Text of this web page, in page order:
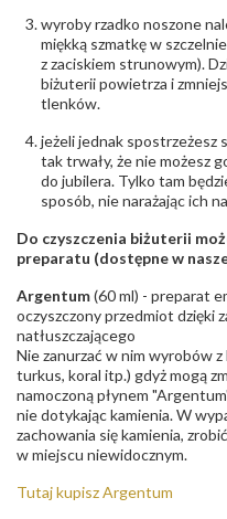
wyroby rzadko noszone
miękką szmatkę w
z zaciskiem strunowym).
biżuterii powietrza i
tlenków.
jeżeli jednak spostrzeżesz
tak trwały, że nie możesz
do jubilera. Tylko tam
sposób, nie narażając ich
Do czyszczenia biżuterii
preparatu (dostępne w
Argentum(60 ml) - preparat
oczyszczony przedmiot dzięki
natłuszczającego
Nie zanurzać w nim wyrobów z
turkus, koral itp.) gdyż mogą
namoczoną płynem
nie dotykając kamienia. W
zachowania się kamienia,
w miejscu niewidocznym.
Tutaj kupisz Argentum